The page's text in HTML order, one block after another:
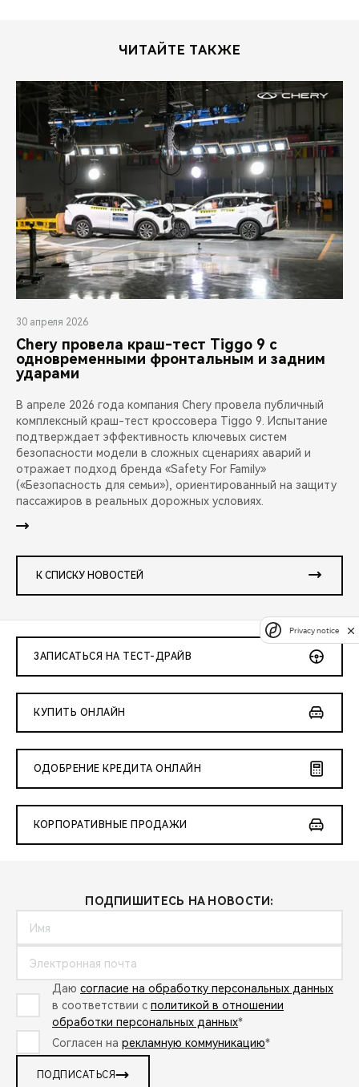
ЧИТАЙТЕ ТАКЖЕ
30 апреля 2026
Chery провела краш-тест Tiggo 9 с
одновременными фронтальным и задним
ударами
В апреле 2026 года компания Chery провела публичный
комплексный краш-тест кроссовера Tiggo 9. Испытание
подтверждает эффективность ключевых систем
безопасности модели в сложных сценариях аварий и
отражает подход бренда «Safety For Family»
(«Безопасность для семьи»), ориентированный на защиту
пассажиров в реальных дорожных условиях.
К СПИСКУ НОВОСТЕЙ
ЗАПИСАТЬСЯ НА ТЕСТ-ДРАЙВ
КУПИТЬ ОНЛАЙН
ОДОБРЕНИЕ КРЕДИТА ОНЛАЙН
КОРПОРАТИВНЫЕ ПРОДАЖИ
ПОДПИШИТЕСЬ НА НОВОСТИ:
Даю согласие на обработку персональных данных
в соответствии с политикой в отношении
обработки персональных данных*
Согласен на рекламную коммуникацию*
ПОДПИСАТЬСЯ
Privacy notice